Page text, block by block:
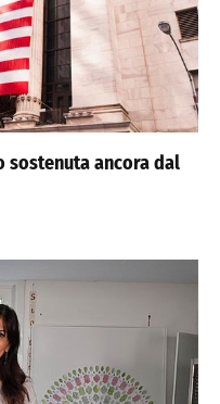
sostenuta ancora dal